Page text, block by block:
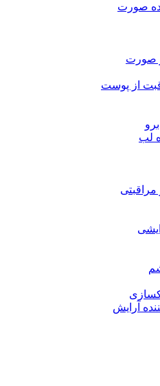
صورت
صورت
از پوست
لب
آرایش